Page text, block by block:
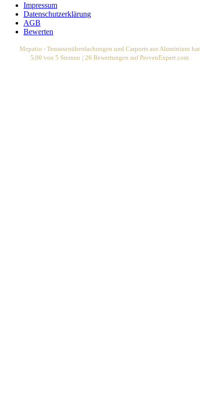
Impressum
Datenschutzerklärung
AGB
Bewerten
Mepatio - Terrassenüberdachungen und Carports aus Aluminium hat
5,00 von 5 Sternen | 26 Bewertungen auf ProvenExpert.com